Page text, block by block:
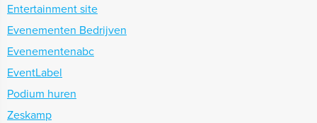
Entertainment site
Evenementen Bedrijven
Evenementenabc
EventLabel
Podium huren
Zeskamp